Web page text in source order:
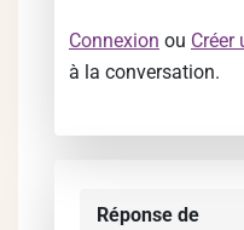
Connexion ou Créer
à la conversation.
Réponse de